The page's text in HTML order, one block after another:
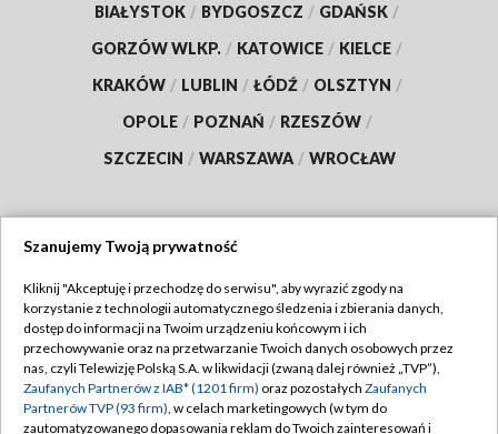
BIAŁYSTOK / BYDGOSZCZ / GDAŃSK /
GORZÓW WLKP. / KATOWICE / KIELCE /
KRAKÓW / LUBLIN / ŁÓDŹ / OLSZTYN /
OPOLE / POZNAŃ / RZESZÓW /
SZCZECIN / WARSZAWA / WROCŁAW
TVP
Abonament TVP
Emisja w TVP
Centrum informacji TVP
Regulamin TVP
Polityka prywatności
Moje zgody
Szanujemy Twoją prywatność
Kliknij "Akceptuję i przechodzę do serwisu", aby wyrazić zgody na
korzystanie z technologii automatycznego śledzenia i zbierania danych,
dostęp do informacji na Twoim urządzeniu końcowym i ich
przechowywanie oraz na przetwarzanie Twoich danych osobowych przez
nas, czyli Telewizję Polską S.A. w likwidacji (zwaną dalej również „TVP”),
Zaufanych Partnerów z IAB* (1201 firm) oraz pozostałych Zaufanych
Partnerów TVP (93 firm), w celach marketingowych (w tym do
zautomatyzowanego dopasowania reklam do Twoich zainteresowań i